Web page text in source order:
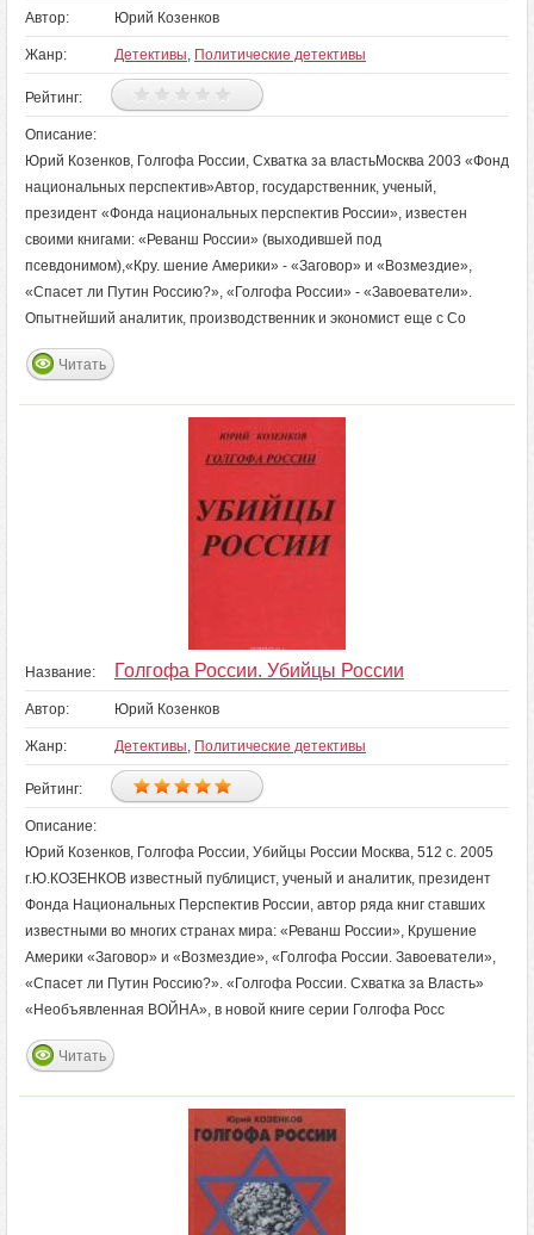
Автор: Юрий Козенков
Жанр: Детективы, Политические детективы
Рейтинг:
Описание:
Юрий Козенков, Голгофа России, Схватка за властьМосква 2003 «Фонд
национальных перспектив»Автор, государственник, ученый,
президент «Фонда национальных перспектив России», известен
своими книгами: «Реванш России» (выходившей под
псевдонимом),«Кру. шение Америки» - «Заговор» и «Возмездие»,
«Спасет ли Путин Россию?», «Голгофа России» - «Завоеватели».
Опытнейший аналитик, производственник и экономист еще с Со
Читать
Название: Голгофа России. Убийцы России
Автор: Юрий Козенков
Жанр: Детективы, Политические детективы
Рейтинг:
Описание:
Юрий Козенков, Голгофа России, Убийцы России Москва, 512 с. 2005
г.Ю.КОЗЕНКОВ известный публицист, ученый и аналитик, президент
Фонда Национальных Перспектив России, автор ряда книг ставших
известными во многих странах мира: «Реванш России», Крушение
Америки «Заговор» и «Возмездие», «Голгофа России. Завоеватели»,
«Спасет ли Путин Россию?». «Голгофа России. Схватка за Власть»
«Необъявленная ВОЙНА», в новой книге серии Голгофа Росс
Читать